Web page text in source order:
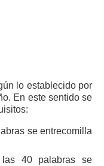
lo establecido por
En este sentido se
se entrecomilla
40 palabras se